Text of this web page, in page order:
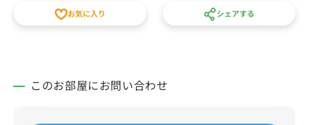
暮らしにはとてもおススメです東京の郊外は人気が出て
きていますが、八王子駅だと人が多いので・・・。の場
お気に入り シェアする
このお部屋にお問い合わせ